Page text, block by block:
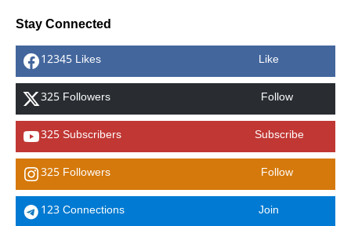
Stay Connected
12345 Likes Like
325 Followers Follow
325 Subscribers Subscribe
325 Followers Follow
123 Connections Join